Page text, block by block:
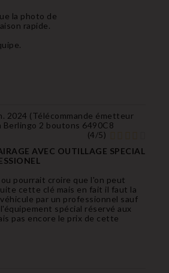
la photo de
rapide.
2024 (Télécommande émetteur
2 boutons 6490C8
(4/5)
AVEC OUTILLAGE SPECIAL
pourrait croire que l'on peut
cette clé mais en fait il faut la
par un professionnel sauf
spécial réservé aux
pas encore le prix de cette